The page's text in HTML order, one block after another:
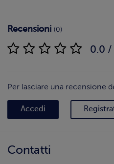
Recensioni (0)
0.0 /
Per lasciare una recensione
Accedi
Contatti